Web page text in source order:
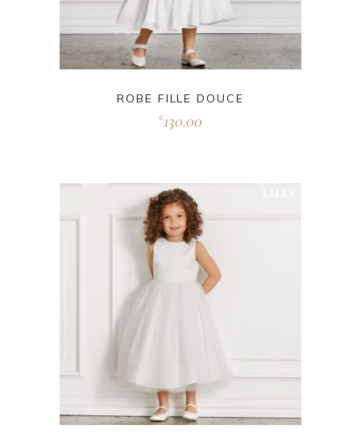
ROBE FILLE DOUCE
€130.00